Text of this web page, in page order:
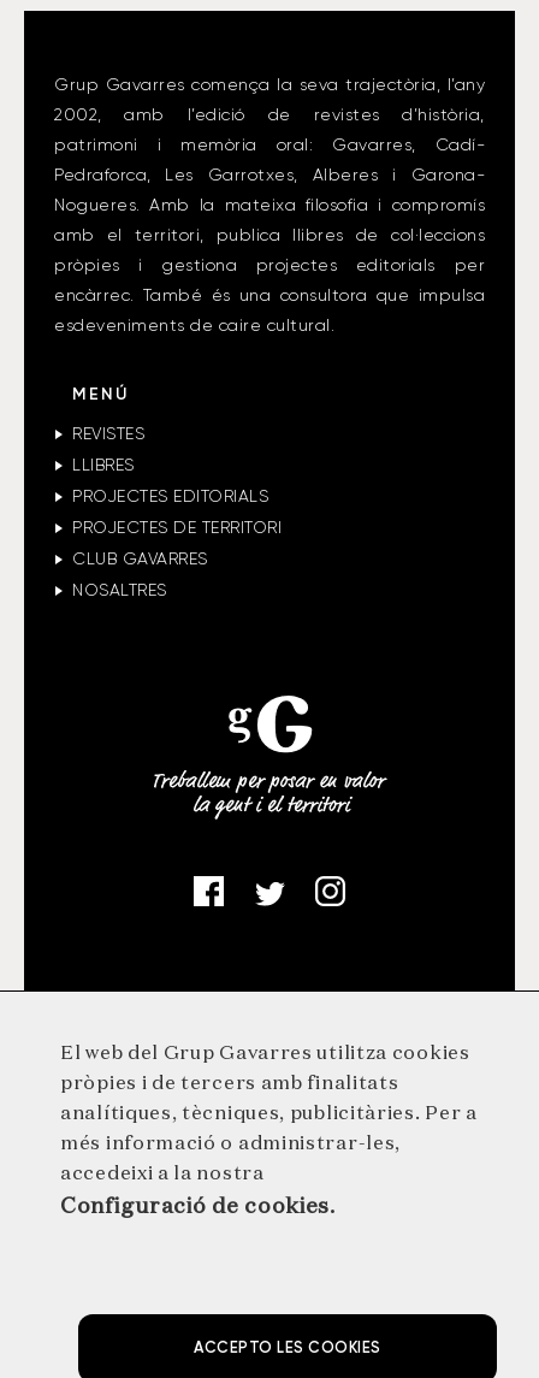
Grup Gavarres comença la seva trajectòria, l’any
2002, amb l’edició de revistes d’història,
patrimoni i memòria oral: Gavarres, Cadí-
Pedraforca, Les Garrotxes, Alberes i Garona-
Nogueres. Amb la mateixa filosofia i compromís
amb el territori, publica llibres de col·leccions
pròpies i gestiona projectes editorials per
encàrrec. També és una consultora que impulsa
esdeveniments de caire cultural.
MENÚ
REVISTES
LLIBRES
PROJECTES EDITORIALS
PROJECTES DE TERRITORI
CLUB GAVARRES
NOSALTRES
la Selva · 972 46 29 29 · info@grupgavarres.cat
El web del Grup Gavarres utilitza cookies
pròpies i de tercers amb finalitats
analítiques, tècniques, publicitàries. Per a
més informació o administrar-les,
accedeixi a la nostra
Configuració de cookies.
ACCEPTO LES COOKIES